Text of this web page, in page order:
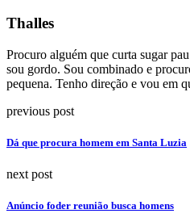
Thalles
Procuro alguém que curta sugar
sou gordo. Sou combinado e
pequena. Tenho direção e vou em
previous post
Dá que procura homem em Santa Luzia
next post
Anúncio foder reunião busca homens